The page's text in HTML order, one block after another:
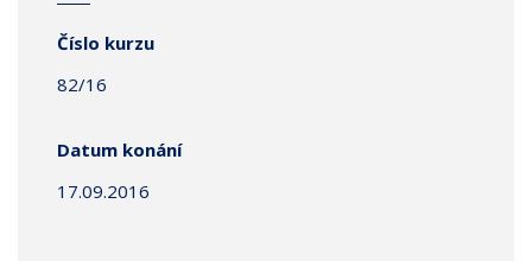
Číslo kurzu
82/16
Datum konání
17.09.2016